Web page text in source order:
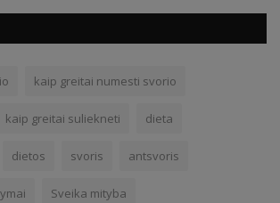
kaip greitai numesti svorio
kaip greitai suliekneti dieta
dietos svoris antsvoris
Sveika mityba